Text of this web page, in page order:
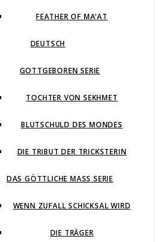
FEATHER OF MA’AT
DEUTSCH
GOTTGEBOREN SERIE
TOCHTER VON SEKHMET
BLUTSCHULD DES MONDES
DIE TRIBUT DER TRICKSTERIN
DAS GÖTTLICHE MASS SERIE
WENN ZUFALL SCHICKSAL WIRD
DIE TRÄGER